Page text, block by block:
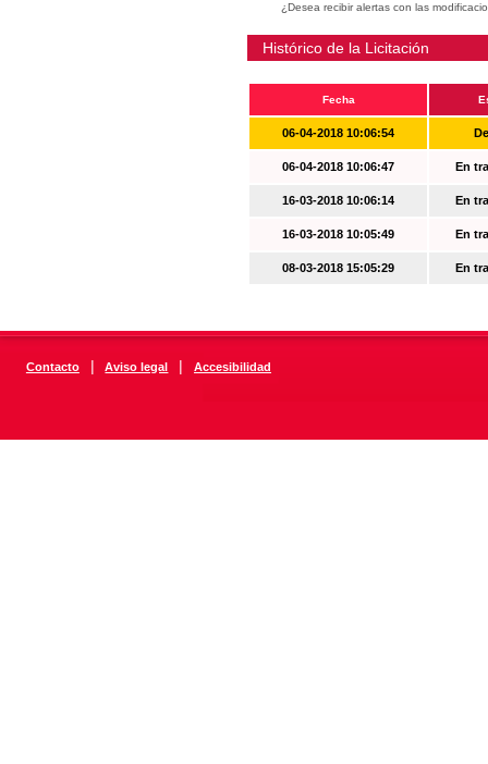
¿Desea recibir alertas con las
Histórico de la Licitación
Fecha
06-04-2018 10:06:54
06-04-2018 10:06:47 En
16-03-2018 10:06:14 En
16-03-2018 10:05:49 En
08-03-2018 15:05:29 En
Contacto | Aviso legal | Accesibilidad